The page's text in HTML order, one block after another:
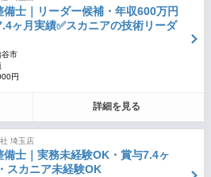
備士｜リーダー候補・年収600万円
ヶ月実績✅スカニアの技術リーダ
谷市
円
詳細を見る
埼玉店
備士｜実務未経験OK・賞与7.4ヶ
スカニア未経験OK